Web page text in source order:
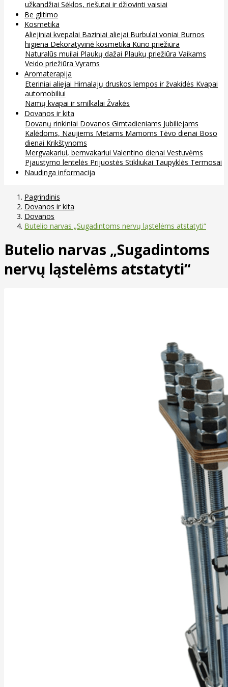
užkandžiai Sėklos, riešutai ir džiovinti vaisiai
Be glitimo
Kosmetika
Aliejiniai kvepalai Baziniai aliejai Burbulai voniai Burnos
higiena Dekoratyvinė kosmetika Kūno priežiūra
Naturalūs muilai Plaukų dažai Plaukų priežiūra Vaikams
Veido priežiūra Vyrams
Aromaterapija
Eteriniai aliejai Himalajų druskos lempos ir žvakidės Kvapai
automobiliui
Namų kvapai ir smilkalai Žvakės
Dovanos ir kita
Dovanų rinkiniai Dovanos Gimtadieniams Jubiliejams
Kalėdoms, Naujiems Metams Mamoms Tėvo dienai Boso
dienai Krikštynoms
Mergvakariui, bernvakariui Valentino dienai Vestuvėms
Pjaustymo lentelės Prijuostės Stikliukai Taupyklės Termosai
Naudinga informacija
Pagrindinis
Dovanos ir kita
Dovanos
Butelio narvas „Sugadintoms nervų ląstelėms atstatyti“
Butelio narvas „Sugadintoms
nervų ląstelėms atstatyti“